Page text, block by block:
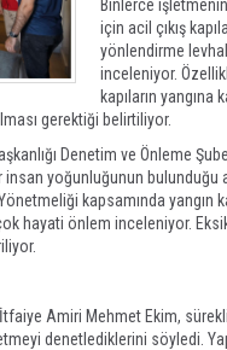
Binlerce
için acil çıkış
yönlendirme
inceleniyor.
kapıların yangına
gerektiği belirtiliyor.
Denetim ve Önleme
yoğunluğunun bulunduğu
kapsamında yangın
hayati önlem inceleniyor.
Amiri Mehmet Ekim,
denetlediklerini söyledi.